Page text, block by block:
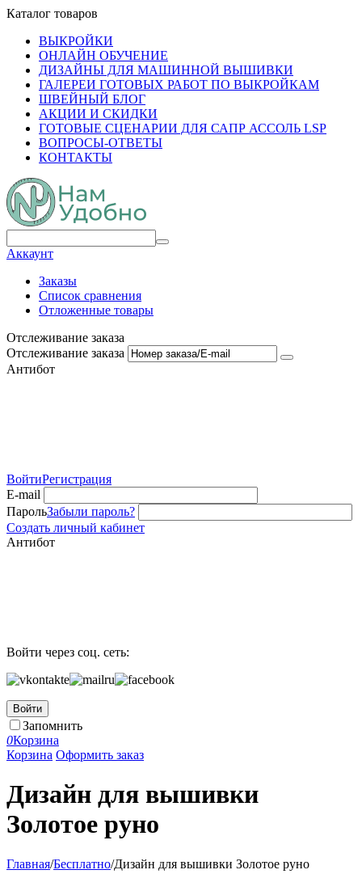
Каталог товаров
ВЫКРОЙКИ
ОНЛАЙН ОБУЧЕНИЕ
ДИЗАЙНЫ ДЛЯ МАШИННОЙ ВЫШИВКИ
ГАЛЕРЕИ ГОТОВЫХ РАБОТ ПО ВЫКРОЙКАМ
ШВЕЙНЫЙ БЛОГ
АКЦИИ И СКИДКИ
ГОТОВЫЕ СЦЕНАРИИ ДЛЯ САПР АССОЛЬ LSP
ВОПРОСЫ-ОТВЕТЫ
КОНТАКТЫ
Аккаунт
Заказы
Список сравнения
Отложенные товары
Отслеживание заказа
Отслеживание заказа
Антибот
ВойтиРегистрация
E-mail
ПарольЗабыли пароль?
Создать личный кабинет
Антибот
Войти через соц. сеть:
Войти
Запомнить
0Корзина
Корзина Оформить заказ
Дизайн для вышивки
Золотое руно
Главная/Бесплатно/Дизайн для вышивки Золотое руно